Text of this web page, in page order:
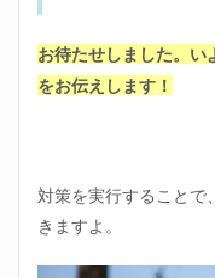
お待たせしました。い
をお伝えします！
対策を実行することで
きますよ。